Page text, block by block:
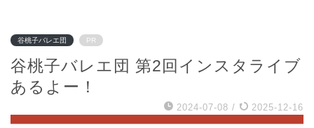
谷桃子バレエ団 PR
谷桃子バレエ団 第2回インスタライブ
あるよー！
2024-07-08 / 2025-12-16